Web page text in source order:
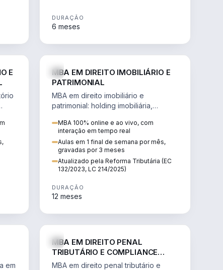
DURAÇÃO
6 meses
E
MBA EM DIREITO IMOBILIÁRIO E
PATRIMONIAL
MBA em direito imobiliário e
patrimonial: holding imobiliária,
contratos e impactos da Reforma
Tributária.
MBA 100% online e ao vivo, com
interação em tempo real
Aulas em 1 final de semana por mês,
gravadas por 3 meses
Atualizado pela Reforma Tributária (EC
132/2023, LC 214/2025)
DURAÇÃO
12 meses
em
MBA EM DIREITO PENAL
TRIBUTÁRIO E COMPLIANCE
EMPRESARIAL
MBA em direito penal tributário e